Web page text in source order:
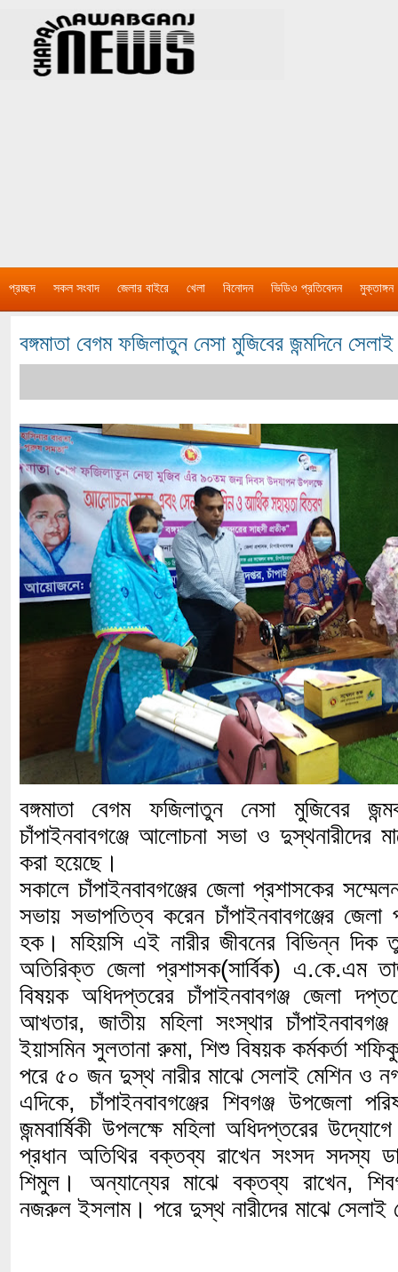
প্রচ্ছদ সকল সংবাদ জেলার বাইরে খেলা বিনোদন ভিডিও প্রতিবেদন মুক্তাঙ্গন
বঙ্গমাতা বেগম ফজিলাতুন নেসা মুজিবের জন্মদিনে
বঙ্গমাতা বেগম ফজিলাতুন নেসা মুজিবের
চাঁপাইনবাবগঞ্জে আলোচনা সভা ও দুস্থনারীদের
করা হয়েছে।
সকালে চাঁপাইনবাবগঞ্জের জেলা প্রশাসকের
সভায় সভাপতিত্ব করেন চাঁপাইনবাবগঞ্জের
হক। মহিয়সি এই নারীর জীবনের বিভিন্ন
অতিরিক্ত জেলা প্রশাসক(সার্বিক) এ.কে.এম
বিষয়ক অধিদপ্তরের চাঁপাইনবাবগঞ্জ জেলা
আখতার, জাতীয় মহিলা সংস্থার চাঁপাইনবাবগঞ্জ
ইয়াসমিন সুলতানা রুমা, শিশু বিষয়ক কর্মকর্তা
পরে ৫০ জন দুস্থ নারীর মাঝে সেলাই মেশিন ও
এদিকে, চাঁপাইনবাবগঞ্জের শিবগঞ্জ উপজেলা
জন্মবার্ষিকী উপলক্ষে মহিলা অধিদপ্তরের
প্রধান অতিথির বক্তব্য রাখেন সংসদ সদস্য
শিমুল। অন্যান্যের মাঝে বক্তব্য রাখেন,
নজরুল ইসলাম। পরে দুস্থ নারীদের মাঝে সেলাই